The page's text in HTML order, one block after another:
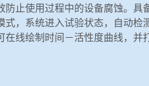
止使用过程中的设备腐蚀。具
，系统进入试验状态，自动
线绘制时间－活性度曲线，并